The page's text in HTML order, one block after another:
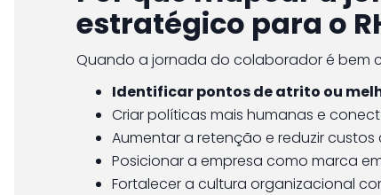
estratégico para o
Quando a jornada do colaborador é bem
Identificar pontos de atrito ou
Criar políticas mais humanas e
Aumentar a retenção e reduzir
Posicionar a empresa como marca
Fortalecer a cultura organizacional